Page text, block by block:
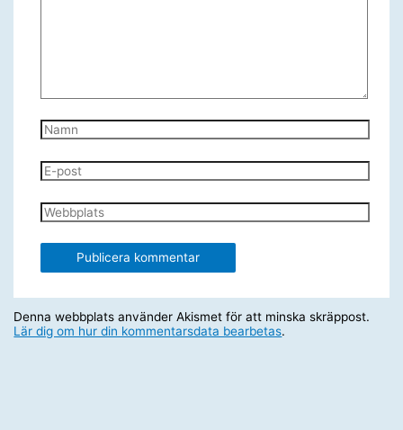
Namn
E-
post
Webbplats
Denna webbplats använder Akismet för att minska skräppost.
Lär dig om hur din kommentarsdata bearbetas.